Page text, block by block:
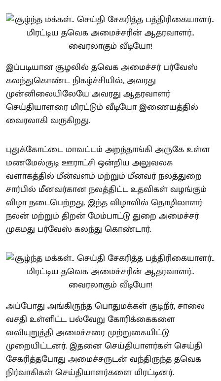
இப்படியான சூழலில் தவெக அமைச்சர் பர்வேஸ்
கலந்துகொண்ட நிகழ்ச்சியில், அவரது
முன்னிலையிலேயே அவரது ஆதரவாளர்
செய்தியாளரை மிரட்டும் வீடியோ இணையத்தில்
வைரலாகி வருகிறது.
புதுக்கோட்டை மாவட்டம் அறந்தாங்கி அருகே உள்ள
மணமேல்குடி ஊராட்சி ஒன்றிய அலுவலக
வளாகத்தில் மீன்வளம் மற்றும் மீனவர் நலத்துறை
சார்பில் மீனவர்கான நலத்திட்ட உதவிகள் வழங்கும்
விழா நடைபெற்றது. இந்த விழாவில் தொழிலாளர்
நலன் மற்றும் திறன் மேம்பாட்டு துறை அமைச்சர்
முகமது பர்வேஸ் கலந்து கொண்டார்.
அப்போது அங்கிருந்த பொதுமக்கள் குடிநீர், சாலை
வசதி உள்ளிட்ட பல்வேறு கோரிக்கைகளை
வலியுறுத்தி அமைச்சரை முற்றுகையிட்டு
முறையிட்டனர். இதனை செய்தியாளர்கள் செய்தி
சேகரித்தபோது அமைச்சருடன் வந்திருந்த தவெக
நிர்வாகிகள் செய்தியாளர்களை மிரட்டினர்.